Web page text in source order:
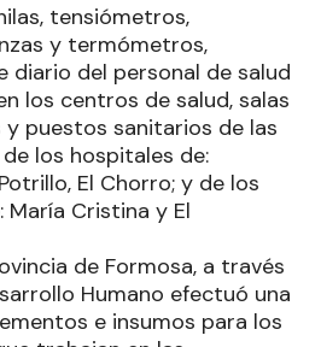
tensiómetros,
y termómetros,
diario del personal de salud
los centros de salud, salas
puestos sanitarios de las
los hospitales de:
El Chorro; y de los
Cristina y El
de Formosa, a través
Humano efectuó una
e insumos para los